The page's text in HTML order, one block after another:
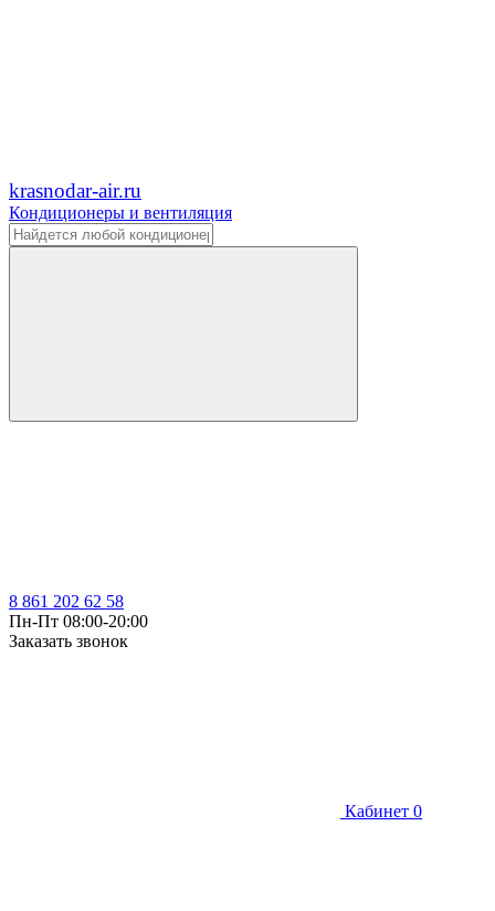
krasnodar-air.ru
Кондиционеры и вентиляция
8 861 202 62 58
Пн-Пт 08:00-20:00
Заказать звонок
Кабинет 0